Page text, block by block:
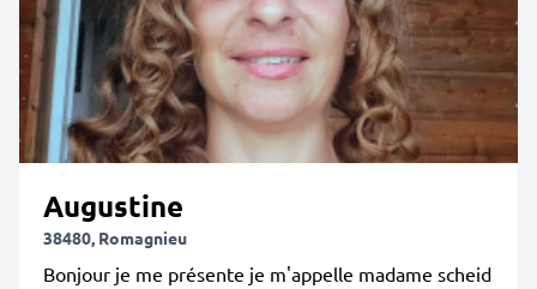
Augustine
38480, Romagnieu
Bonjour je me présente je m'appelle madame scheid